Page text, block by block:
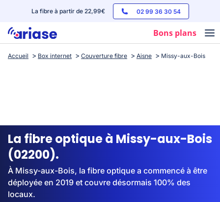
La fibre à partir de 22,99€ 02 99 36 30 54
Bons plans
Box internet
Streaming
Accueil Box internet Couverture fibre Aisne Missy-aux-Bois
La fibre optique à Missy-aux-Bois
(02200).
À Missy-aux-Bois, la fibre optique a commencé à être
déployée en 2019 et couvre désormais 100% des
locaux.